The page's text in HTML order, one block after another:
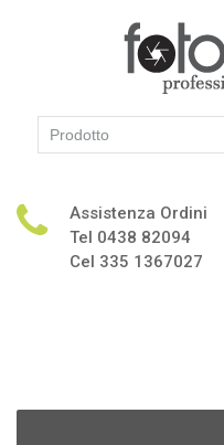
Assistenza Ordini
Tel 0438 82094
Cel 335 1367027